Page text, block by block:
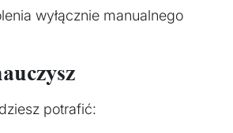
wyłącznie manualnego
potrafić: